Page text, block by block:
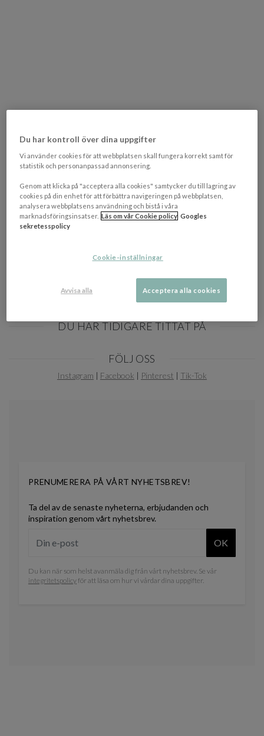
RELATERADE KATEGORIER
Matbord Utomhus
DU HAR TIDIGARE TITTAT PÅ
FÖLJ OSS
Instagram | Facebook | Pinterest | Tik-Tok
PRENUMERERA PÅ VÅRT NYHETSBREV!
Ta del av de senaste nyheterna, erbjudanden och
inspiration genom vårt nyhetsbrev.
OK
Du kan när som helst avanmäla dig från vårt nyhetsbrev. Se vår
integritetspolicyför att läsa om hur vi vårdar dina uppgifter.
Du har kontroll över dina uppgifter
Vi använder cookies för att webbplatsen skall fungera korrekt samt för
statistik och personanpassad annonsering.
Genom att klicka på "acceptera alla cookies" samtycker du till lagring av
cookies på din enhet för att förbättra navigeringen på webbplatsen,
analysera webbplatsens användning och bistå i våra
marknadsföringsinsatser. Läs om vår Cookie policy Googles
sekretesspolicy
Cookie-inställningar
Avvisa alla Acceptera alla cookies